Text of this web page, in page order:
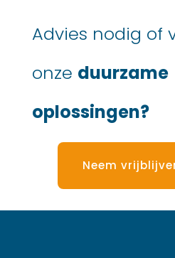
Advies nodig of
onze duurzame
oplossingen?
Neem